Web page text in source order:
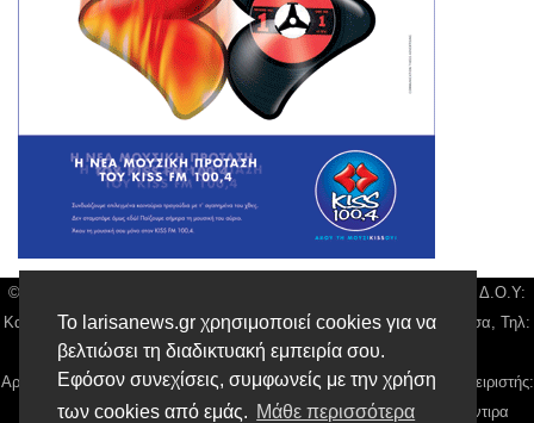
Το larisanews.gr χρησιμοποιεί cookies για να
βελτιώσει τη διαδικτυακή εμπειρία σου.
Εφόσον συνεχίσεις, συμφωνείς με την χρήση
των cookies από εμάς. Μάθε περισσότερα
© Larisa News | Διακριτικός Τίτλος: Orion Media, ΑΦΜ: 043750542, Δ.Ο.Υ:
Καρδίτσας, Υπο/μα Λάρισας, Δ/νση: Φαρμακίδου 36 τ.κ 41222 Λάρισα, Τηλ:
2410 259100, email: news@larisanews.gr
Αρ. Γεμή: 018804431000, Νόμιμος Εκπρόσωπος, Ιδιοκτήτης και Διαχειριστής:
Παναγιώτης Φιλίππου, Διευθύντρια: Γιαννουσά Βασιλική, Διευθύντιρα